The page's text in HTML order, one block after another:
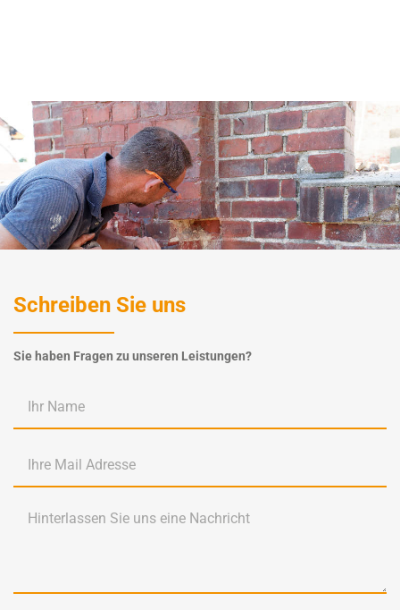
Schreiben Sie uns
Sie haben Fragen zu unseren Leistungen?